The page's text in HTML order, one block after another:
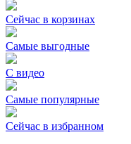
Сейчас в корзинах
Самые выгодные
С видео
Самые популярные
Сейчас в избранном